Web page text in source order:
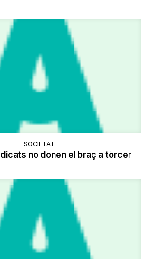
SOCIETAT
no donen el braç a tòrcer